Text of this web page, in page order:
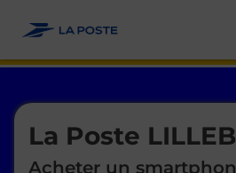
La Poste
Acheter un
Le lien s'ouvre dans un nouvel